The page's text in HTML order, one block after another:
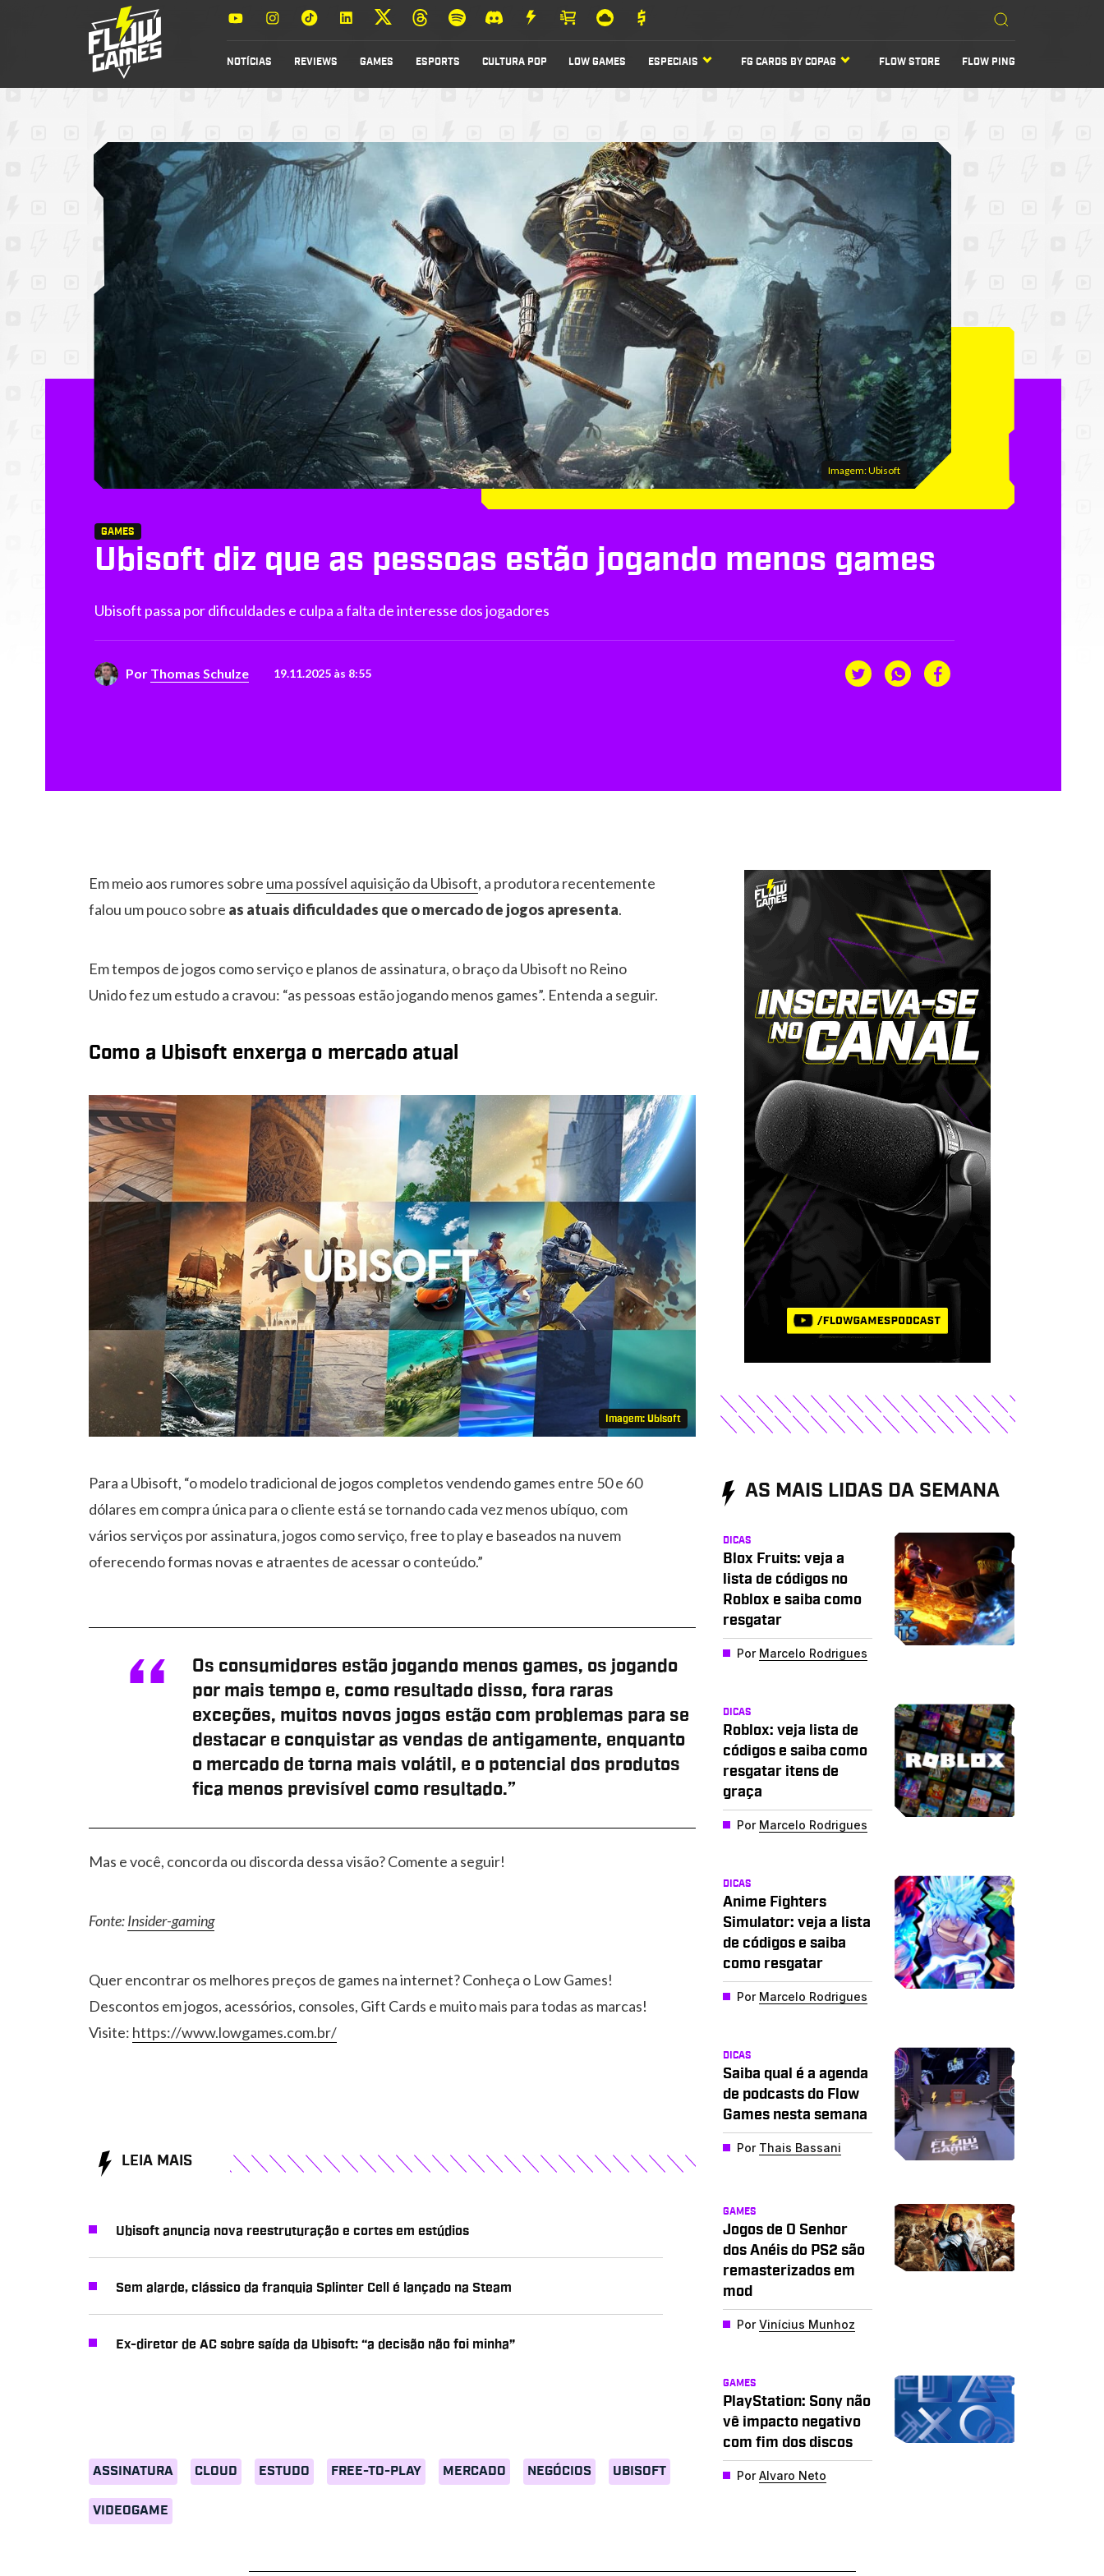
NOTÍCIAS REVIEWS GAMES ESPORTS CULTURA POP LOW GAMES ESPECIAIS FG CARDS BY COPAG FLOW STORE FLOW PING
Imagem: Ubisoft
GAMES
Ubisoft diz que as pessoas estão jogando menos games
Ubisoft passa por dificuldades e culpa a falta de interesse dos jogadores
Por Thomas Schulze 19.11.2025 às 8:55
Em meio aos rumores sobre uma possível aquisição da Ubisoft, a produtora recentemente
falou um pouco sobre as atuais dificuldades que o mercado de jogos apresenta.
Em tempos de jogos como serviço e planos de assinatura, o braço da Ubisoft no Reino
Unido fez um estudo a cravou: “as pessoas estão jogando menos games”. Entenda a seguir.
Como a Ubisoft enxerga o mercado atual
Imagem: Ubisoft
Para a Ubisoft, “o modelo tradicional de jogos completos vendendo games entre 50 e 60
dólares em compra única para o cliente está se tornando cada vez menos ubíquo, com
vários serviços por assinatura, jogos como serviço, free to play e baseados na nuvem
oferecendo formas novas e atraentes de acessar o conteúdo.”
Os consumidores estão jogando menos games, os jogando
por mais tempo e, como resultado disso, fora raras
exceções, muitos novos jogos estão com problemas para se
destacar e conquistar as vendas de antigamente, enquanto
o mercado de torna mais volátil, e o potencial dos produtos
fica menos previsível como resultado.”
Mas e você, concorda ou discorda dessa visão? Comente a seguir!
Fonte:Insider-gaming
Quer encontrar os melhores preços de games na internet? Conheça o Low Games!
Descontos em jogos, acessórios, consoles, Gift Cards e muito mais para todas as marcas!
Visite: https://www.lowgames.com.br/
ASSINATURA CLOUD ESTUDO FREE-TO-PLAY MERCADO NEGÓCIOS UBISOFT
VIDEOGAME
LEIA MAIS
Ubisoft anuncia nova reestruturação e cortes em estúdios
Sem alarde, clássico da franquia Splinter Cell é lançado na Steam
Ex-diretor de AC sobre saída da Ubisoft: “a decisão não foi minha”
AS MAIS LIDAS DA SEMANA
DICAS
Blox Fruits: veja a
lista de códigos no
Roblox e saiba como
resgatar
Por Marcelo Rodrigues
DICAS
Roblox: veja lista de
códigos e saiba como
resgatar itens de
graça
Por Marcelo Rodrigues
DICAS
Anime Fighters
Simulator: veja a lista
de códigos e saiba
como resgatar
Por Marcelo Rodrigues
DICAS
Saiba qual é a agenda
de podcasts do Flow
Games nesta semana
Por Thais Bassani
GAMES
Jogos de O Senhor
dos Anéis do PS2 são
remasterizados em
mod
PorVinícius Munhoz
GAMES
PlayStation: Sony não
vê impacto negativo
com fim dos discos
PorAlvaro Neto